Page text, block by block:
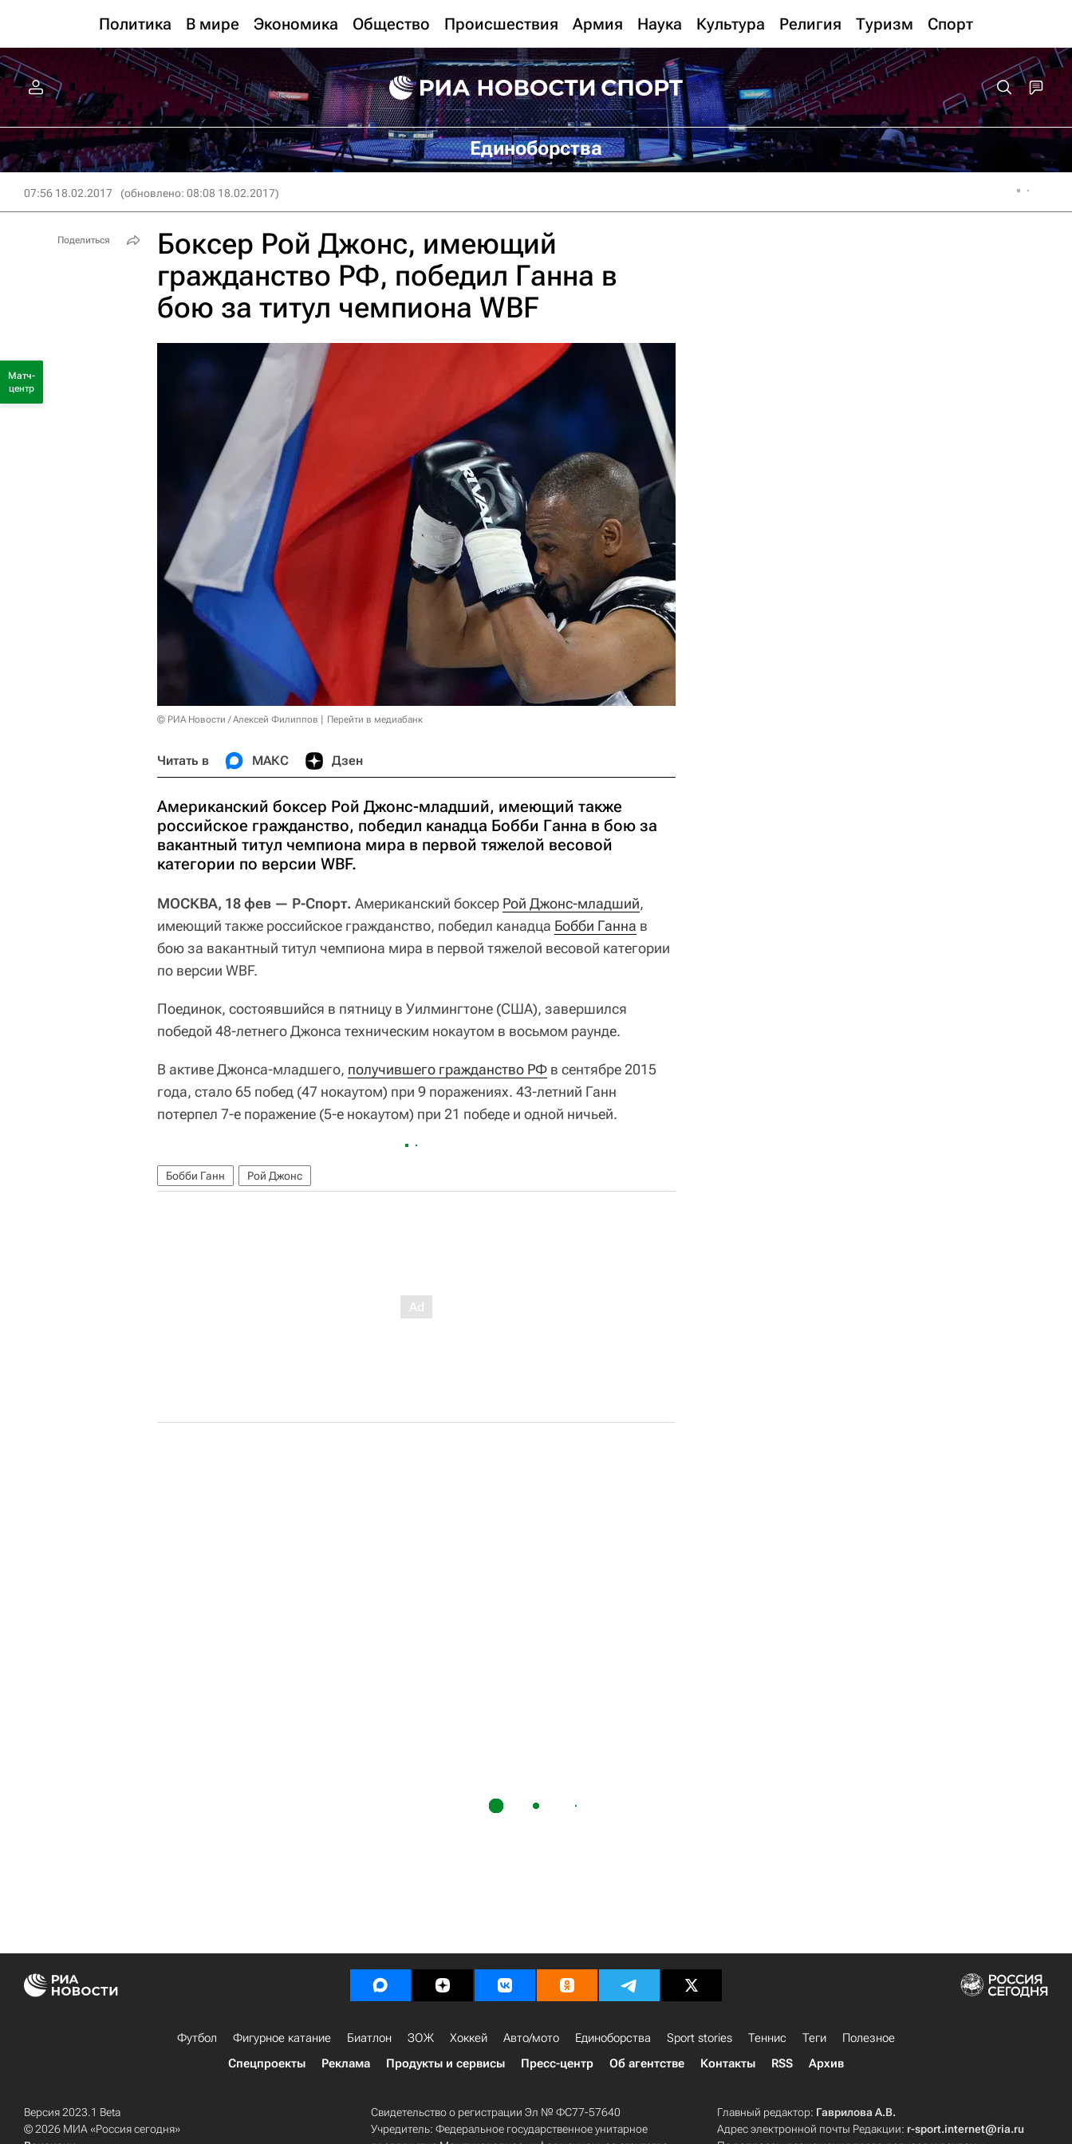
Политика В мире Экономика Общество Происшествия Армия Наука Культура Религия Туризм Спорт
Единоборства
07:56 18.02.2017 (обновлено: 08:08 18.02.2017)
Боксер Рой Джонс, имеющий
гражданство РФ, победил Ганна в
бою за титул чемпиона WBF
© РИА Новости / Алексей Филиппов Перейти в медиабанк
Читать в МАКС Дзен
Американский боксер Рой Джонс-младший, имеющий также
российское гражданство, победил канадца Бобби Ганна в бою за
вакантный титул чемпиона мира в первой тяжелой весовой
категории по версии WBF.
МОСКВА, 18 фев — Р-Спорт. Американский боксер Рой Джонс-младший,
имеющий также российское гражданство, победил канадца Бобби Ганна в
бою за вакантный титул чемпиона мира в первой тяжелой весовой категории
по версии WBF.
Поединок, состоявшийся в пятницу в Уилмингтоне (США), завершился
победой 48-летнего Джонса техническим нокаутом в восьмом раунде.
В активе Джонса-младшего, получившего гражданство РФ в сентябре 2015
года, стало 65 побед (47 нокаутом) при 9 поражениях. 43-летний Ганн
потерпел 7-е поражение (5-е нокаутом) при 21 победе и одной ничьей.
Бобби Ганн Рой Джонс
Поделиться
Матч-
центр
Футбол Фигурное катание Биатлон ЗОЖ Хоккей Авто/мото Единоборства Sport stories Теннис Теги
Полезное
Спецпроекты
Реклама Продукты и сервисы Пресс-центр Об агентстве Контакты RSS Архив
Версия 2023.1 Beta
© 2026 МИА «Россия сегодня»
Свидетельство о регистрации Эл № ФС77-57640
Учредитель: Федеральное государственное унитарное
Главный редактор: Гаврилова А.В.
Адрес электронной почты Редакции: r-sport.internet@ria.ru